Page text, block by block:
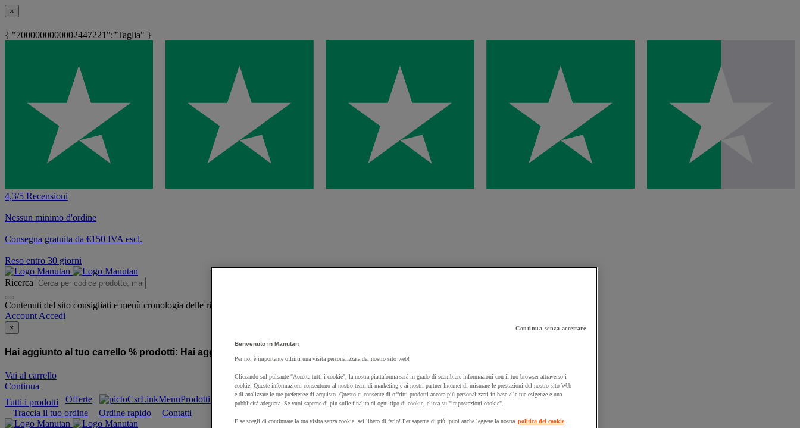
×
{ "7000000000002447221":"Taglia" }
4,3/5 Recensioni
Nessun minimo d'ordine
Consegna gratuita da €150 IVA escl.
Reso entro 30 giorni
Ricerca
Contenuti del sito consigliati e menù cronologia delle ricerche
Account Accedi
×
Hai aggiunto al tuo carrello % prodotti: Hai aggiunto al tuo carrello un prodotto:
Vai al carrello
Continua
Tutti i prodotti
Offerte Prodotti sostenibili Manutan Expert
Prodotti in pronta consegna
Traccia il tuo ordine
Ordine rapido Contatti
Continua senza accettare
Benvenuto in Manutan
Per noi è importante offrirti una visita personalizzata del nostro sito web!
Cliccando sul pulsante "Accetta tutti i cookie", la nostra piattaforma sarà in grado di scambiare informazioni con il tuo browser attraverso i
cookie. Queste informazioni consentono al nostro team di marketing e ai nostri partner Internet di misurare le prestazioni del nostro sito Web
e di analizzare le tue preferenze di acquisto. Questo ci consente di offrirti prodotti ancora più personalizzati in base alle tue esigenze e una
pubblicità adeguata. Se vuoi saperne di più sulle finalità di ogni tipo di cookie, clicca su "impostazioni cookie".
E se scegli di continuare la tua visita senza cookie, sei libero di farlo! Per saperne di più, puoi anche leggere la nostra politica dei cookie